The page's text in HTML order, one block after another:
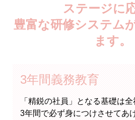
ステージに
豊富な研修システム
ます。
3年間義務教育
「精鋭の社員」となる基礎は
3年間で必ず身につけさせてあ